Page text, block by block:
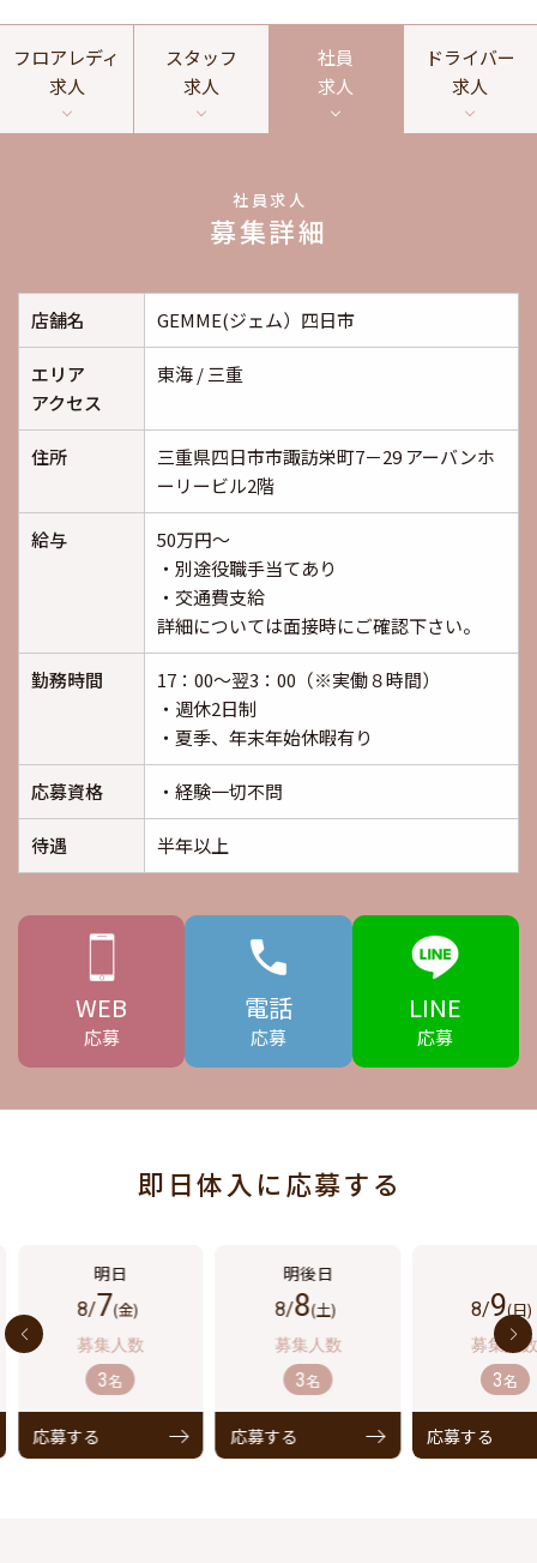
フロアレディ
求人
スタッフ
求人
社員
求人
ドライバー
求人
社員求人
募集詳細
店舗名 GEMME(ジェム）四日市
エリア
アクセス
東海 / 三重
住所
三重県四日市市諏訪栄町7－29 アーバンホ
ーリービル2階
給与
50万円～
・別途役職手当てあり
・交通費支給
詳細については面接時にご確認下さい。
勤務時間
17：00～翌3：00（※実働８時間）
・週休2日制
・夏季、年末年始休暇有り
応募資格 ・経験一切不問
待遇 半年以上
WEB
応募
電話
応募
LINE
応募
即日体入に応募する
8/7(金)
3名
応募する
8/8(土)
3名
応募する
8/9(日)
3名
応募する